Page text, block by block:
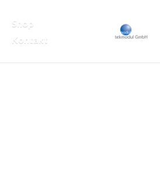
Shop
Kontakt